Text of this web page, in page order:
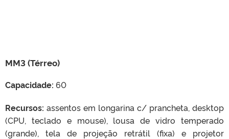
MM3 (Térreo)
Capacidade: 60
Recursos: assentos em longarina c/ prancheta, desktop
(CPU, teclado e mouse), lousa de vidro temperado
(grande), tela de projeção retrátil (fixa) e projetor